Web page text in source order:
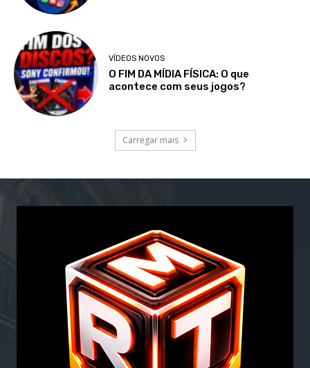
VÍDEOS NOVOS
O FIM DA MÍDIA FÍSICA: O que
acontece com seus jogos?
Carregar mais